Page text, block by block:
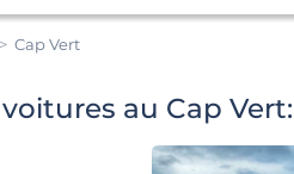
Cap Vert
au Cap